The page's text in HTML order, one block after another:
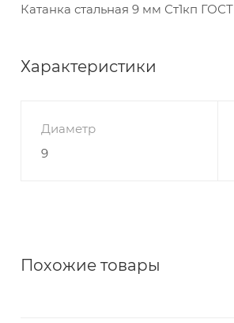
Катанка стальная 9 мм Ст1кп ГОСТ
Характеристики
Диаметр
9
Похожие товары